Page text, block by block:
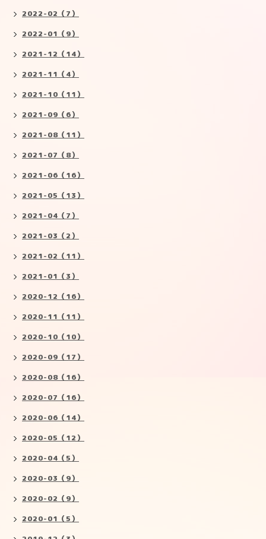
2022-02（7）
2022-01（9）
2021-12（14）
2021-11（4）
2021-10（11）
2021-09（6）
2021-08（11）
2021-07（8）
2021-06（16）
2021-05（13）
2021-04（7）
2021-03（2）
2021-02（11）
2021-01（3）
2020-12（16）
2020-11（11）
2020-10（10）
2020-09（17）
2020-08（16）
2020-07（16）
2020-06（14）
2020-05（12）
2020-04（5）
2020-03（9）
2020-02（9）
2020-01（5）